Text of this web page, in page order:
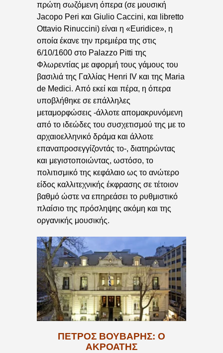
πρώτη σωζόμενη όπερα (σε μουσική
Jacopo Peri και Giulio Caccini, και libretto
Ottavio Rinuccini) είναι η «Euridice», η
οποία έκανε την πρεμιέρα της στις
6/10/1600 στο Palazzo Pitti της
Φλωρεντίας με αφορμή τους γάμους του
βασιλιά της Γαλλίας Henri IV και της Maria
de Medici. Από εκεί και πέρα, η όπερα
υποβλήθηκε σε επάλληλες
μεταμορφώσεις -άλλοτε απομακρυνόμενη
από το ιδεώδες του συσχετισμού της με το
αρχαιοελληνικό δράμα και άλλοτε
επαναπροσεγγίζοντάς το-, διατηρώντας
και μεγιστοποιώντας, ωστόσο, το
πολιτισμικό της κεφάλαιο ως το ανώτερο
είδος καλλιτεχνικής έκφρασης σε τέτοιον
βαθμό ώστε να επηρεάσει το ρυθμιστικό
πλαίσιο της πρόσληψης ακόμη και της
οργανικής μουσικής.
ΠΈΤΡΟΣ ΒΟΎΒΑΡΗΣ: Ο
ΑΚΡΟΑΤΉΣ